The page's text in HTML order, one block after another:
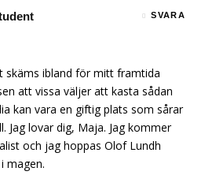
SVARA
skäms ibland för mitt framtida
att vissa väljer att kasta sådan
kan vara en giftig plats som sårar
Jag lovar dig, Maja. Jag kommer
och jag hoppas Olof Lundh
magen.